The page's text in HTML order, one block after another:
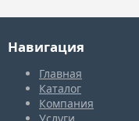
Навигация
Главная
Каталог
Компания